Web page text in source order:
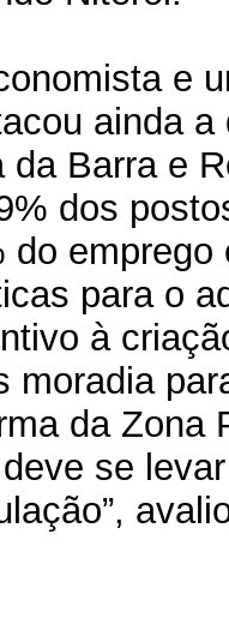
e
ainda
da Barra e
dos
do
para o
à
moradia
da Zona
se